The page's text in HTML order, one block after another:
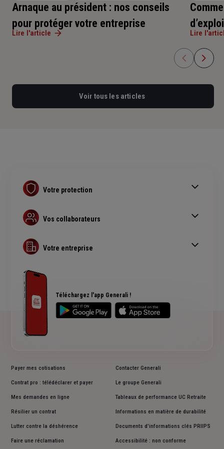
Arnaque au président : nos conseils
pour protéger votre entreprise
Lire l'article Lire
Voir tous les articles
Téléchargez l'app Generali !
Votre protection
Assurance prévoyance
Complémentaire santé pro
Assurance copropriété
Vos collaborateurs
Guide Complémentaire santé collective
Votre entreprise
RC Professionnelle
Assurance cyber risques
Assurance créateur d'entreprise
Payer mes cotisations
Contrat pro : télédéclarer et payer
Mes demandes en ligne
Résilier un contrat
Lutter contre la déshérence
Faire une réclamation
Contacter Generali
Le groupe Generali
Tableaux de performance UC Retraite
Informations en matière de durabilité
Documents d'informations clés PRIIPS
Accessibilité : non conforme